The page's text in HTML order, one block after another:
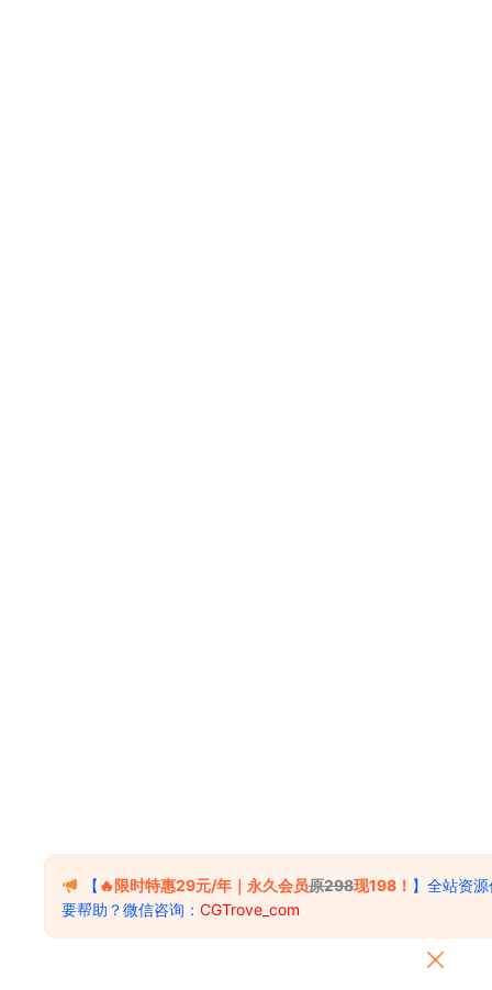
【 🔥限时特惠29元/年｜永久会员原298现198！ 】全站资
要帮助？微信咨询： CGTrove_com